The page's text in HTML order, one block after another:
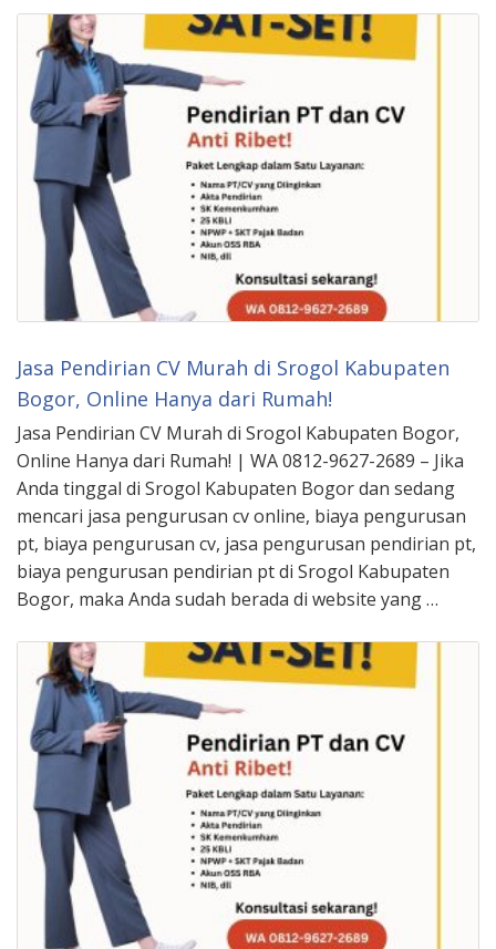
Jasa Pendirian CV Murah di Srogol Kabupaten
Bogor, Online Hanya dari Rumah!
Jasa Pendirian CV Murah di Srogol Kabupaten Bogor,
Online Hanya dari Rumah! | WA 0812-9627-2689 – Jika
Anda tinggal di Srogol Kabupaten Bogor dan sedang
mencari jasa pengurusan cv online, biaya pengurusan
pt, biaya pengurusan cv, jasa pengurusan pendirian pt,
biaya pengurusan pendirian pt di Srogol Kabupaten
Bogor, maka Anda sudah berada di website yang …